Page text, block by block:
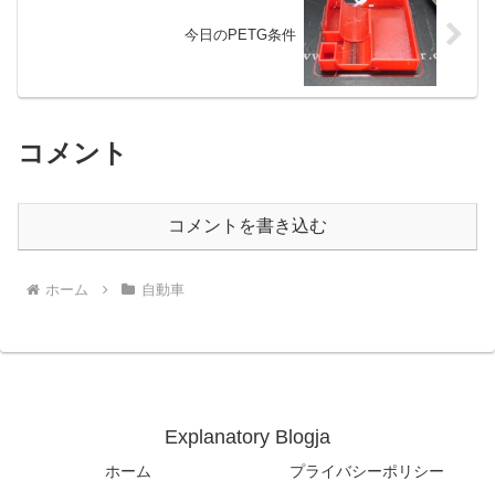
今日のPETG条件
コメント
コメントを書き込む
ホーム 自動車
Explanatory Blogja
ホーム プライバシーポリシー